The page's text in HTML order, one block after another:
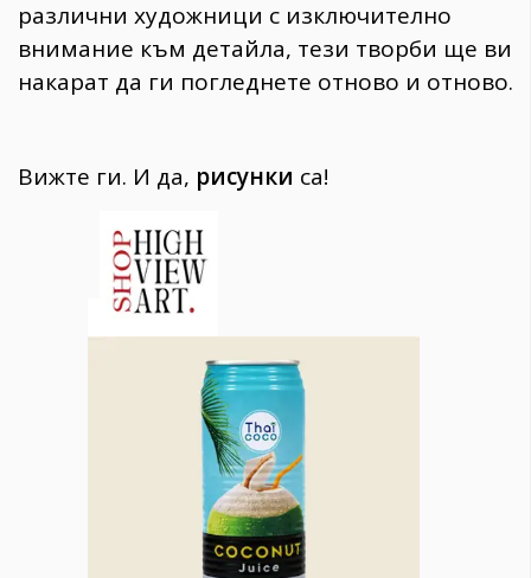
различни художници с изключително
внимание към детайла, тези творби ще ви
накарат да ги погледнете отново и отново.
Вижте ги. И да, рисунки са!